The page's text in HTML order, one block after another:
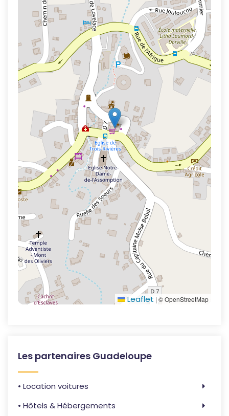
Leaflet | © OpenStreetMap
Les partenaires Guadeloupe
• Location voitures
• Hôtels & Hébergements